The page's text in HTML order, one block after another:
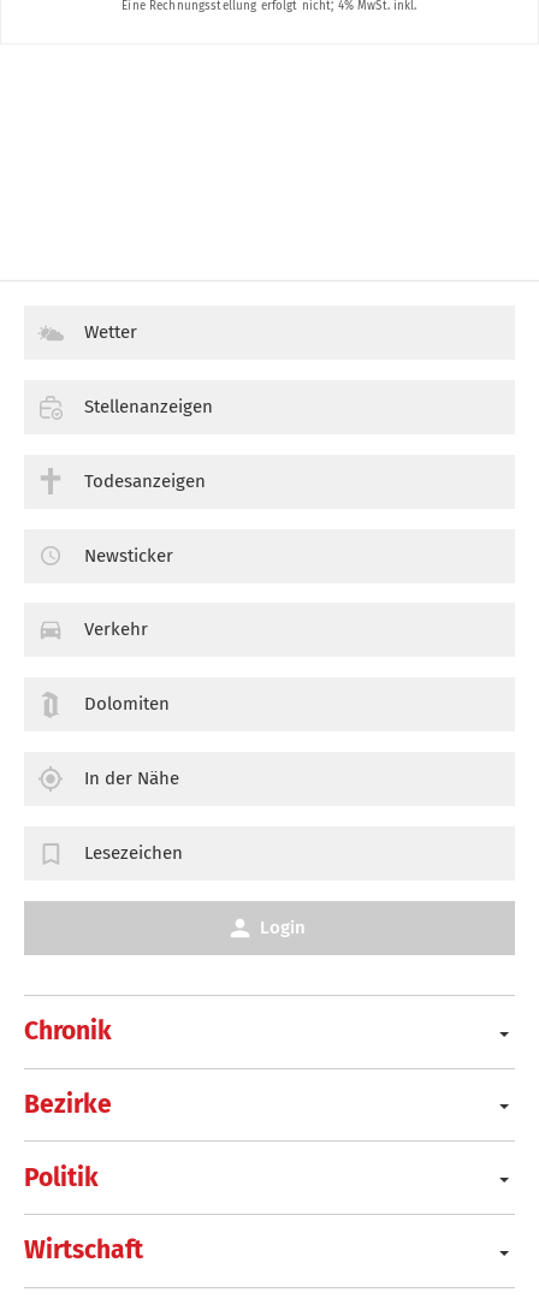
Chronik
Bezirke
Politik
Wirtschaft
Wetter
Stellenanzeigen
Todesanzeigen
Newsticker
Verkehr
Dolomiten
In der Nähe
Lesezeichen
Login